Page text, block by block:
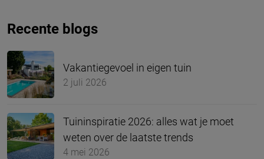
Recente blogs
Vakantiegevoel in eigen tuin
2 juli 2026
Tuininspiratie 2026: alles wat je moet
weten over de laatste trends
4 mei 2026